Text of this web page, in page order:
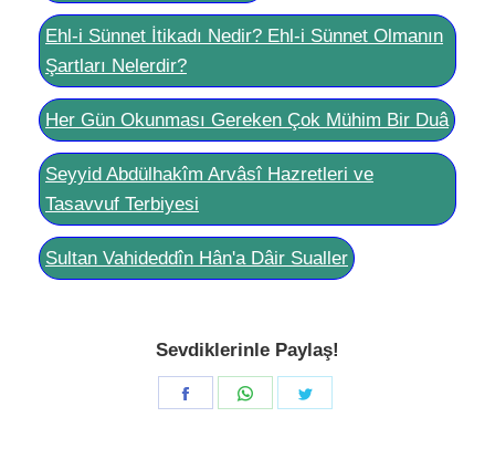
Ehl-i Sünnet İtikadı Nedir? Ehl-i Sünnet Olmanın
Şartları Nelerdir?
Her Gün Okunması Gereken Çok Mühim Bir Duâ
Seyyid Abdülhakîm Arvâsî Hazretleri ve
Tasavvuf Terbiyesi
Sultan Vahideddîn Hân'a Dâir Sualler
Sevdiklerinle Paylaş!
Share
Share